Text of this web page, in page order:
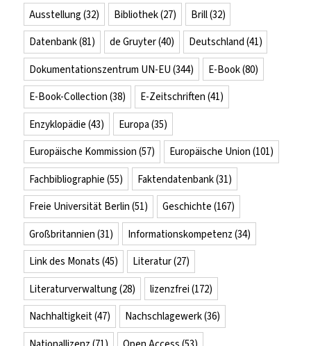
Ausstellung (32) Bibliothek(27) Brill(32)
Datenbank(81) de Gruyter(40) Deutschland (41)
Dokumentationszentrum UN-EU (344) E-Book(80)
E-Book-Collection (38) E-Zeitschriften (41)
Enzyklopädie (43) Europa (35)
Europäische Kommission (57) Europäische Union (101)
Fachbibliographie (55) Faktendatenbank(31)
Freie Universität Berlin (51) Geschichte (167)
Großbritannien (31) Informationskompetenz (34)
Link des Monats (45) Literatur(27)
Literaturverwaltung (28) lizenzfrei (172)
Nachhaltigkeit(47) Nachschlagewerk(36)